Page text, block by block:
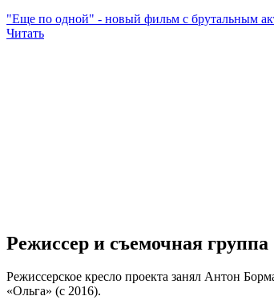
"Еще по одной" - новый фильм с брутальным
Читать
Режиссер и съемочная группа
Режиссерское кресло проекта занял Антон
«Ольга» (с 2016).